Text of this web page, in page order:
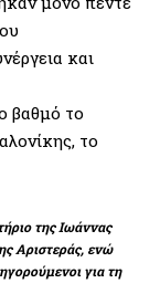
και
βαθμό το
το
της Ιωάννας
Αριστεράς, ενώ
για τη